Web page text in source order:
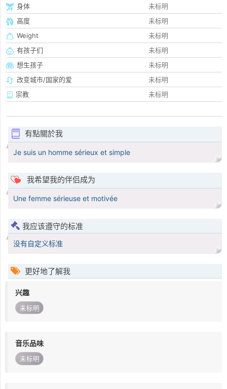
身体
未标明
高度
未标明
Weight
未标明
有孩子们
未标明
想生孩子
未标明
改变城市/国家的爱
未标明
宗教
未标明
有點關於我
Je suis un homme sérieux et simple
我希望我的伴侣成为
Une femme sérieuse et motivée
我应该遵守的标准
没有自定义标准
更好地了解我
兴趣
未标明
音乐品味
未标明